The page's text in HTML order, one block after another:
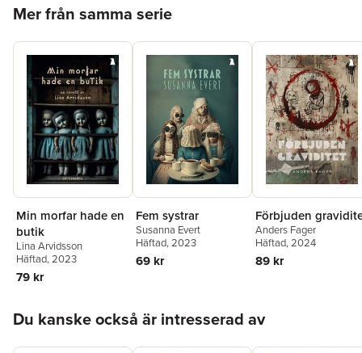
Ina Rosvall,Christian
Agorelius,Hanna
Axelsson,Pontus Joakim
Olofosson, Dan T.
Sehlberg,Carl Aberatio
Emanuel Blume
Mer från samma serie
Min morfar hade en
butik
Lina Arvidsson
Häftad, 2023
79 kr
Fem systrar
Susanna Evert
Häftad, 2023
69 kr
Förbjuden
Anders Fager
Häftad, 2024
89 kr
Du kanske också är intresserad av